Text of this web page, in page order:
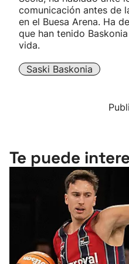
comunicación antes de
en el Buesa Arena. Ha
que han tenido
vida.
Saski Baskonia
Te puede